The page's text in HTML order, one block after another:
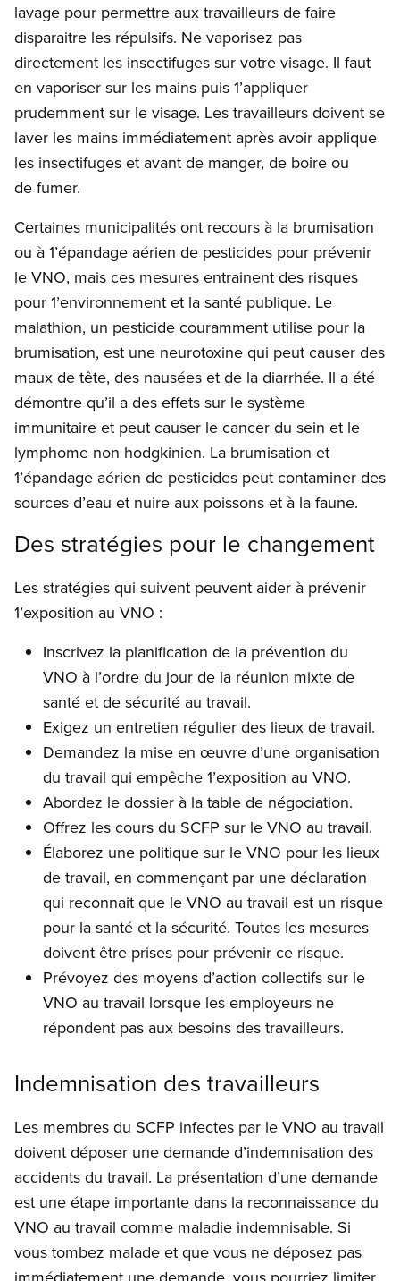
lavage pour permettre aux travailleurs de faire
disparaitre les répulsifs. Ne vaporisez pas
directement les insectifuges sur votre visage. Il faut
en vaporiser sur les mains puis 1’appliquer
prudemment sur le visage. Les travailleurs doivent se
laver les mains immédiatement après avoir applique
les insectifuges et avant de manger, de boire ou
de fumer.
Certaines municipalités ont recours à la brumisation
ou à 1’épandage aérien de pesticides pour prévenir
le VNO, mais ces mesures entrainent des risques
pour 1’environnement et la santé publique. Le
malathion, un pesticide couramment utilise pour la
brumisation, est une neurotoxine qui peut causer des
maux de tête, des nausées et de la diarrhée. Il a été
démontre qu’il a des effets sur le système
immunitaire et peut causer le cancer du sein et le
lymphome non hodgkinien. La brumisation et
1’épandage aérien de pesticides peut contaminer des
sources d’eau et nuire aux poissons et à la faune.
Des stratégies pour le changement
Les stratégies qui suivent peuvent aider à prévenir
1’exposition au VNO :
Inscrivez la planification de la prévention du
VNO à l’ordre du jour de la réunion mixte de
santé et de sécurité au travail.
Exigez un entretien régulier des lieux de travail.
Demandez la mise en œuvre d’une organisation
du travail qui empêche 1’exposition au VNO.
Abordez le dossier à la table de négociation.
Offrez les cours du SCFP sur le VNO au travail.
Élaborez une politique sur le VNO pour les lieux
de travail, en commençant par une déclaration
qui reconnait que le VNO au travail est un risque
pour la santé et la sécurité. Toutes les mesures
doivent être prises pour prévenir ce risque.
Prévoyez des moyens d’action collectifs sur le
VNO au travail lorsque les employeurs ne
répondent pas aux besoins des travailleurs.
Indemnisation des travailleurs
Les membres du SCFP infectes par le VNO au travail
doivent déposer une demande d’indemnisation des
accidents du travail. La présentation d’une demande
est une étape importante dans la reconnaissance du
VNO au travail comme maladie indemnisable. Si
vous tombez malade et que vous ne déposez pas